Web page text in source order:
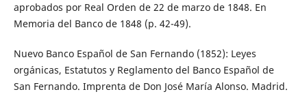
aprobados por Real Orden de 22 de marzo de 1848. En
Memoria del Banco de 1848 (p. 42-49).
Nuevo Banco Español de San Fernando (1852): Leyes
orgánicas, Estatutos y Reglamento del Banco Español de
San Fernando. Imprenta de Don José María Alonso. Madrid.